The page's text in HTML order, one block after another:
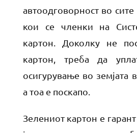
автоодговорност во
кои се членки на
картон. Доколку не
картон, треба да
осигурување во земјата
а тоа е поскапо.
Зелениот картон е